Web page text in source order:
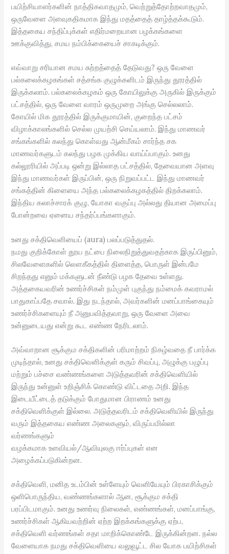
பயிற்சியாளர்களின் நாத்திகவாதமும், வெற்றுத்தோற்றவாதமும்,
ஒருவேளை அளவுகதிகமாக இந்து மதத்தைத் தாழ்த்தக்கூடும்.
இத்தகைய சந்திப்புக்கள் எதிர்மறையான பழக்கங்களை
ஊக்குவித்து, சமய நம்பிக்கையைச் சாகடிக்கும்.
எவ்வாறு சரியான சமய சுற்றத்தைத் தேடுவது? ஒரு வேளை
பல்கலைக்கழகங்கள் சத்சங்க குழுக்களிடம் இருந்து தூரத்தில்
இருக்கலாம். பல்கலைக்கழகம் ஒரு கோயிலுக்கு அருகில் இருக்கும்
பட்சத்தில், ஒரு வேளை வாரம் ஒருமுறை அங்கு செல்லலாம்.
கோயில் மிக தூரத்தில் இருக்குமாயின், குறைந்த பட்சம்
விழாக்காலங்களில் செல்ல முயற்சி செய்யலாம். இந்து மாணவர்
சங்கங்களில் கலந்து கொள்வது ஆன்மீகம் சார்ந்த சக
மாணவர்களுடம் கலந்து பழக முக்கிய வாய்ப்பாகும். உனது
கல்லூரியில் அப்படி ஒன்று இல்லாத பட்சத்தில், தேவையான அளவு
இந்து மாணவர்கள் இருப்பின், ஒரு நிறுவப்பட்ட இந்து மாணவர்
சங்கத்தின் கிளையை அந்த பல்கலைக்கழகத்தில் திறக்கலாம்.
இந்திய கலாச்சாரக் குழு, யோகா வகுப்பு அல்லது தியான அமைப்பு
போன்றவை ஏனைய சந்தர்ப்பங்களாகும்.
உனது சக்திவெளியைப் (aura) பலப்படுத்துதல்.
நமது குறிக்கோள் தூய நட்பை நிலைநிறுத்துவதற்காக இருப்பினும்,
சிலவேளைகளில் லௌகீகத்தில் திளைத்த, பொருள் இன்பமே
சிறந்தது எனும் மக்களுடன் நீண்டு பழக தேவை உள்ளது.
அத்தகையவரின் உணர்ச்சிகள் நம்முள் புகுந்து நம்மைக் கவராமல்
பாதுகாப்பதே சவால். இது நடந்தால், அவர்களின் மனப்பாங்கையும்
உணர்ச்சிகளையும் நீ அனுபவித்தவாறு, ஒரு வேளை அவை
உன்னுடையது என்று கூட எண்ண நேரிடலாம்.
அவ்வாறான சூக்கும சக்திகளின் பரிமாற்றம் நிகழ்வதை நீ பார்க்க
முடிந்தால், உனது சக்திவெளிக்குள் கரும் சிவப்பு, அழுக்கு பழுப்பு
மற்றும் பச்சை வண்ணங்களை அடுத்தவரின் சக்திவெளியில்
இருந்து உன்னுள் உறிஞ்சிக் கொண்டு விட்டதை அறி. இந்த
இடையீட்டைத் தடுக்கும் போதுமான பிராணம் உனது
சக்திவெளிக்குள் இல்லை. அடுத்தவரிடம் சக்திவெளியில் இருந்து
வரும் இத்தகைய எண்ண அலைகளும், விருப்பமில்லா
வர்ணங்களும்
வழக்கமாக உளவியல்/ஆவியுலகு ஈர்ப்புகள் என
அழைக்கப்படுகின்றன.
சக்திவெளி, மனித உடம்பின் உள்ளேயும் வெளியேயும் பிரகாசிக்கும்
ஒளிபொருந்திய, வண்ணங்களால் ஆன, சூக்கும சக்தி
பரப்பிடமாகும். உனது உணர்வு நிலைகள், எண்ணங்கள், மனப்பாங்கு,
உணர்ச்சிகள் ஆகியவற்றின் ஏற்ற இறக்கங்களுக்கு ஏற்ப,
சக்திவெளி வர்ணங்கள் சதா மாறிக்கொண்டே இருக்கின்றன. நல்ல
வேளையாக நமது சக்திவெளியை வலுவூட்ட சில யோக பயிற்சிகள்